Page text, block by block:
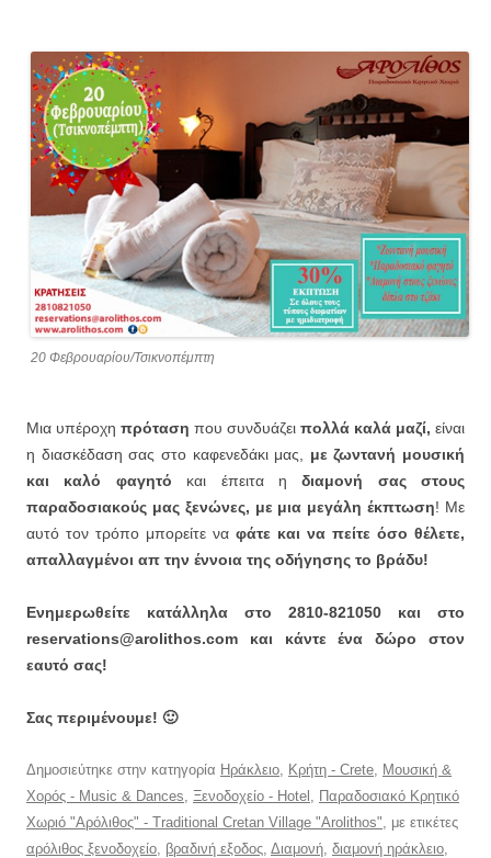
20 Φεβρουαρίου/Τσικνοπέμπτη
Μια υπέροχη πρόταση που συνδυάζει πολλά καλά μαζί, είναι
η διασκέδαση σας στο καφενεδάκι μας, με ζωντανή μουσική
και καλό φαγητό και έπειτα ηδιαμονή σας στους
παραδοσιακούς μας ξενώνες, με μια μεγάλη έκπτωση! Με
αυτό τον τρόπο μπορείτε να φάτε και να πείτε όσο θέλετε,
απαλλαγμένοι απ την έννοια της οδήγησης το βράδυ!
Ενημερωθείτε κατάλληλα στο 2810-821050 και στο
reservations@arolithos.com και κάντε ένα δώρο στον
εαυτό σας!
Σας περιμένουμε! 🙂
Δημοσιεύτηκε στην κατηγορία Ηράκλειο Κρήτη - Crete Μουσική &
Χορός - Music & Dances Ξενοδοχείο - Hotel
Παραδοσιακό Κρητικό
Χωριό "Αρόλιθος" - Traditional Cretan Village "Arolithos" , με ετικέτες
αρόλιθος ξενοδοχείο βραδινή εξοδος Διαμονή διαμονή ηράκλειο